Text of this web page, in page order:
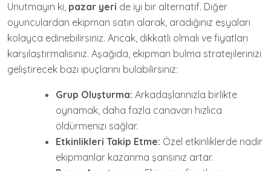
Unutmayın ki, pazar yeri de iyi bir alternatif. Diğer
oyunculardan ekipman satın alarak, aradığınız eşyaları
kolayca edinebilirsiniz. Ancak, dikkatli olmalı ve fiyatları
karşılaştırmalısınız. Aşağıda, ekipman bulma stratejilerinizi
geliştirecek bazı ipuçlarını bulabilirsiniz:
Grup Oluşturma: Arkadaşlarınızla birlikte
oynamak, daha fazla canavarı hızlıca
öldürmenizi sağlar.
Etkinlikleri Takip Etme: Özel etkinliklerde nadir
ekipmanlar kazanma şansınız artar.